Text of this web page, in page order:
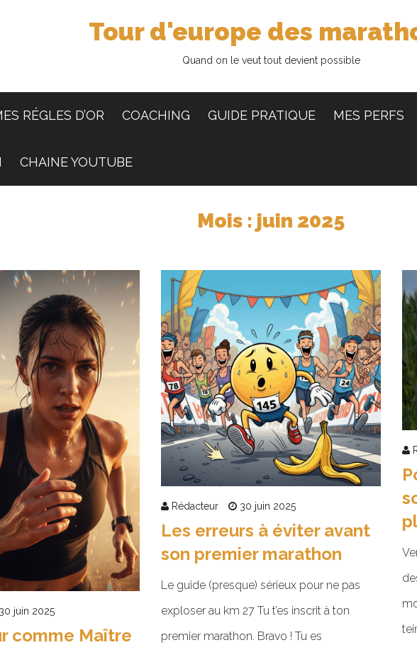
Tour d'europe des
Quand on le veut tout devient possible
RÉGLES D’OR COACHING GUIDE PRATIQUE MES PERFS
CHAINE YOUTUBE
Mois : juin 2025
30 juin 2025
comme Maître
Rédacteur 30 juin 2025
Les erreurs à éviter avant
son premier marathon
Le guide (presque) sérieux pour ne pas
exploser au km 27 Tu t’es inscrit à ton
premier marathon. Bravo ! Tu es